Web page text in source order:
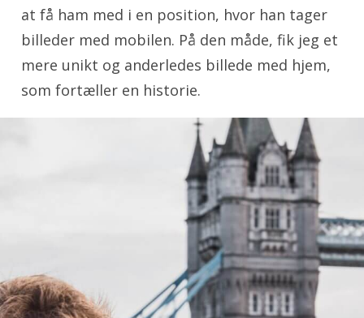
at få ham med i en position, hvor han tager
billeder med mobilen. På den måde, fik jeg et
mere unikt og anderledes billede med hjem,
som fortæller en historie.